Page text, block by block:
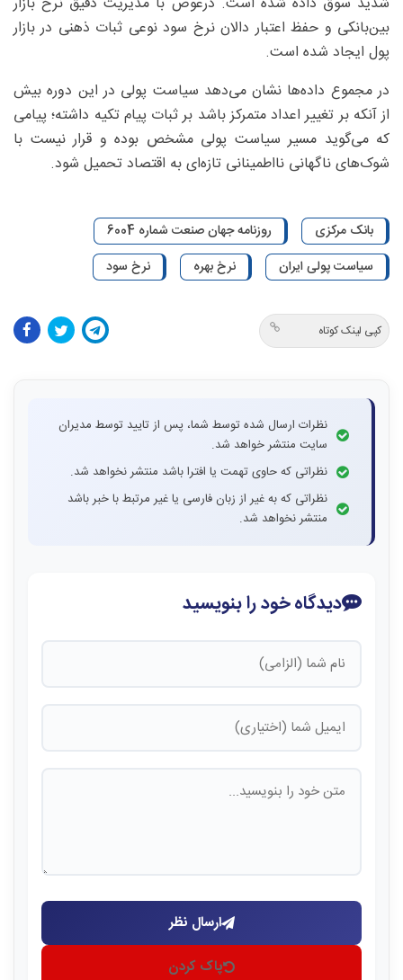
بین‌بانکی و حفظ اعتبار دالان نرخ سود نوعی ثبات ذهنی در بازار
پول ایجاد شده است.
در مجموع داده‌ها نشان می‌دهد سیاست پولی در این دوره بیش
از آنکه بر تغییر اعداد متمرکز باشد بر ثبات پیام تکیه داشته؛ پیامی
که می‌گوید مسیر سیاست پولی مشخص بوده و قرار نیست با
شوک‌های ناگهانی نااطمینانی تازه‌ای به اقتصاد تحمیل شود.
بانک مرکزی
روزنامه جهان صنعت شماره 6004
سیاست پولی ایران
نرخ بهره نرخ سود
کپی لینک کوتاه
نظرات ارسال شده توسط شما، پس از تایید توسط مدیران
سایت منتشر خواهد شد.
نظراتی که حاوی تهمت یا افترا باشد منتشر نخواهد شد.
نظراتی که به غیر از زبان فارسی یا غیر مرتبط با خبر باشد
منتشر نخواهد شد.
دیدگاه خود را بنویسید
ارسال نظر
پاک کردن